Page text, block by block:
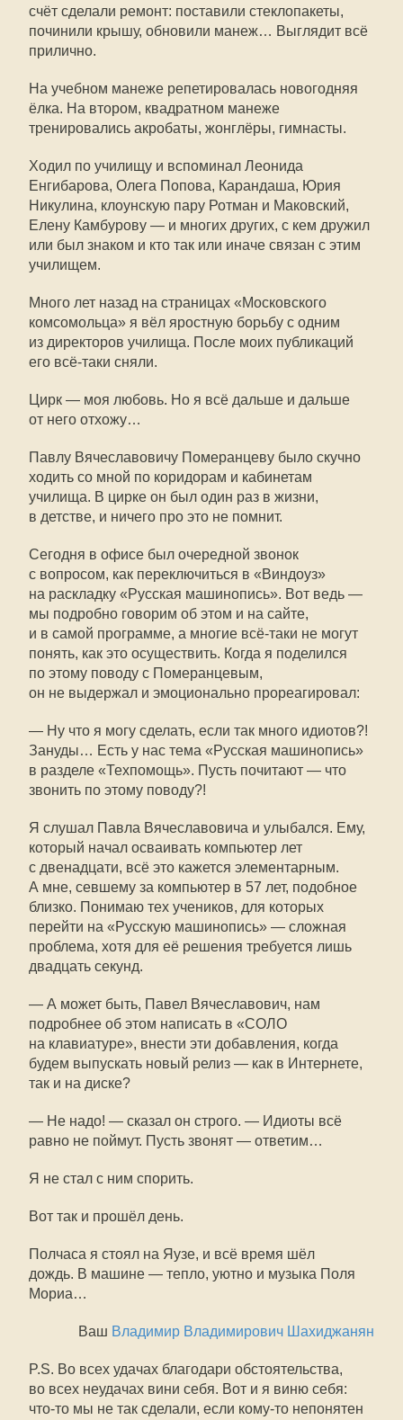
счёт сделали ремонт: поставили стеклопакеты,
починили крышу, обновили манеж… Выглядит всё
прилично.
На учебном манеже репетировалась новогодняя
ёлка. На втором, квадратном манеже
тренировались акробаты, жонглёры, гимнасты.
Ходил по училищу и вспоминал Леонида
Енгибарова, Олега Попова, Карандаша, Юрия
Никулина, клоунскую пару Ротман и Маковский,
Елену Камбурову — и многих других, с кем дружил
или был знаком и кто так или иначе связан с этим
училищем.
Много лет назад на страницах «Московского
комсомольца» я вёл яростную борьбу с одним
из директоров училища. После моих публикаций
его всё-таки сняли.
Цирк — моя любовь. Но я всё дальше и дальше
от него отхожу…
Павлу Вячеславовичу Померанцеву было скучно
ходить со мной по коридорам и кабинетам
училища. В цирке он был один раз в жизни,
в детстве, и ничего про это не помнит.
Сегодня в офисе был очередной звонок
с вопросом, как переключиться в «Виндоуз»
на раскладку «Русская машинопись». Вот ведь —
мы подробно говорим об этом и на сайте,
и в самой программе, а многие всё-таки не могут
понять, как это осуществить. Когда я поделился
по этому поводу с Померанцевым,
он не выдержал и эмоционально прореагировал:
— Ну что я могу сделать, если так много идиотов?!
Зануды… Есть у нас тема «Русская машинопись»
в разделе «Техпомощь». Пусть почитают — что
звонить по этому поводу?!
Я слушал Павла Вячеславовича и улыбался. Ему,
который начал осваивать компьютер лет
с двенадцати, всё это кажется элементарным.
А мне, севшему за компьютер в 57 лет, подобное
близко. Понимаю тех учеников, для которых
перейти на «Русскую машинопись» — сложная
проблема, хотя для её решения требуется лишь
двадцать секунд.
— А может быть, Павел Вячеславович, нам
подробнее об этом написать в «СОЛО
на клавиатуре», внести эти добавления, когда
будем выпускать новый релиз — как в Интернете,
так и на диске?
— Не надо! — сказал он строго. — Идиоты всё
равно не поймут. Пусть звонят — ответим…
Я не стал с ним спорить.
Вот так и прошёл день.
Полчаса я стоял на Яузе, и всё время шёл
дождь. В машине — тепло, уютно и музыка Поля
Мориа…
Ваш Владимир Владимирович Шахиджанян
P.S. Во всех удачах благодари обстоятельства,
во всех неудачах вини себя. Вот и я виню себя:
что-то мы не так сделали, если кому-то непонятен